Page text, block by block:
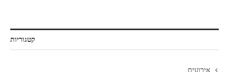
קטגוריות